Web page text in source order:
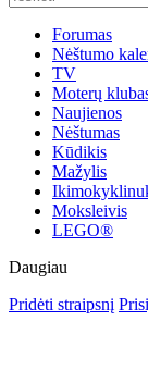
Forumas
Nėštumo
TV
Moterų
Naujienos
Nėštumas
Kūdikis
Mažylis
Moksleivis
LEGO®
Daugiau
Pridėti straipsnį